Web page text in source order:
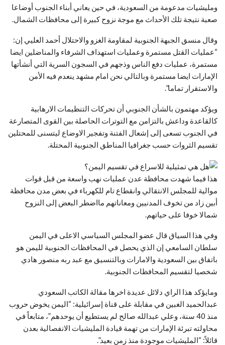
ومليشيات مدعومة من السعودية، في حين يعاني أبناء الجنوب أوضاعا
صعبة نتيجة تلك الأحداث مع موجة نزوح كبيرة إلى محافظات الشمال.
وقال منسق الجبهة الجنوبية لمقاومة الغزو والاحتلال أحمد العليي إن:
“عمليات القتل مستمرة وعمليات استهداف الشرفاء والمناضلين ايضا
مستمرة، عمليات دفع الناس وذجهم في السجون السرية التي أنشأتها
الإمارات ايضا مستمرة وبالتالي نحن امام مشهد ينعدم فيه الأمن
والاستقرار تماما”.
ويؤكد مهتمون بالشأن الجنوبي أن تحركات التنظيمات الارهابية
كالقاعدة وداعش بالتزامن مع التوترات الحاصلة بين القوى المتصارعة
في الجنوب تسعى إلى إشعال الفتنة وتفجير الاوضاع ليتسنى للمحتلين
تقسيم الثروات حسب جغرافيا المناطق الجنوبية المحتلة.
هذا فيما شهدت محافظة عدن عمليات نهب واسعة من قبل قوات
موالية للمجلس الانتقالي وانقطاع تام للكهرباء في بعض مدن محافظة
أبين زاد من تخوف المدنيين ومعاناتهم مااضطر البعض إلى النزوح
شمالا خوفا على حياتهم.
وفي هذا السياق قال عضو المجلس السياسي الاعلى في اليمن
سلطان السامعي إن الذي يحصل في المحافظات الجنوبية لليمن هو
باتفاق بين السعودية والامارات وبالتنسيق مع عبد ربه منصور هادي
شخصيا لتقسيم المحافظات الجنوبية.
ومايؤكد هذا الراي دلائل عديدة اخرها مقالة الكاتب السعودي
عبدالحميد الغبين في مقابلة على قناة إسرائيلية: “اليمن يخوض حروب
منذ 40 سنة، وعلي عبدالله صالح لم يستطيع أن يوحدهم”، متابعاً في
محاولته تبرئة الإمارات من تهمة قيادة المليشيات الانفصالية بعدن
قائلاً: “المليشيات موجودة منذ زمن بعيد”.